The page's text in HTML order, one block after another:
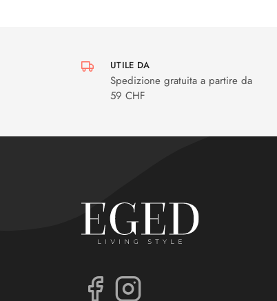
UTILE DA
Spedizione gratuita a partire da
59 CHF